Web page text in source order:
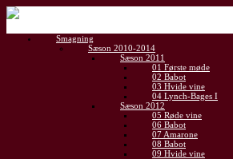
Gå
indhold
Smagning
Sæson 2010-2014
Sæson 2011
01 Første møde
02 Babot
03 Hvide vine
04 Lynch-Bages I
Sæson 2012
05 Røde vine
06 Babot
07 Amarone
08 Babot
09 Hvide vine